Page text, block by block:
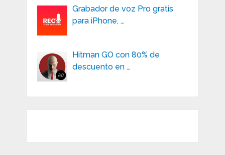
Grabador de voz Pro gratis
para iPhone, …
Hitman GO con 80% de
descuento en …